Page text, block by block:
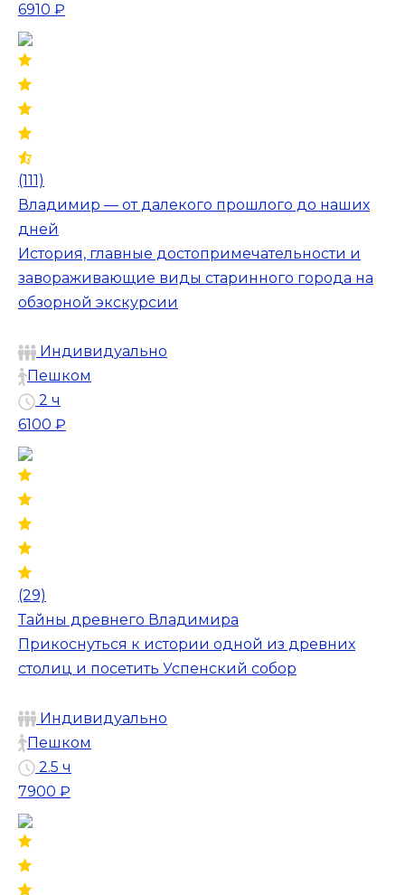
6910 ₽
(111)
Владимир — от далекого прошлого до наших
дней
История, главные достопримечательности и
завораживающие виды старинного города на
обзорной экскурсии
Индивидуально
Пешком
2 ч
6100 ₽
(29)
Тайны древнего Владимира
Прикоснуться к истории одной из древних
столиц и посетить Успенский собор
Индивидуально
Пешком
2.5 ч
7900 ₽